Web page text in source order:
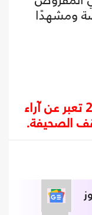
ومشهدًا
المقالات المنشورة في عربي21 تعبر عن آراء
الصحيفة.